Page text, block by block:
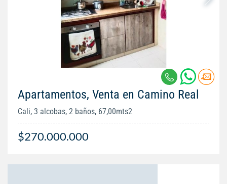
Apartamentos, Venta en Camino Real
Cali, 3 alcobas, 2 baños, 67,00mts2
$270.000.000